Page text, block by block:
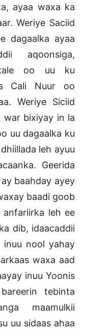
ayaa waxa ka
Weriye Saciid
dagaalka ayaa
aqoonsiga,
oo uu ku
Cali Nuur oo
Weriye Siciid
war bixiyay in la
uu dagaalka ku
leh ayuu
Geerida
baahday ayey
baadi goob
anfariirka leh ee
dib, idaacaddii
inuu nool yahay
waxa aad
inuu Yoonis
tebinta
maamulkii
uu sidaas ahaa